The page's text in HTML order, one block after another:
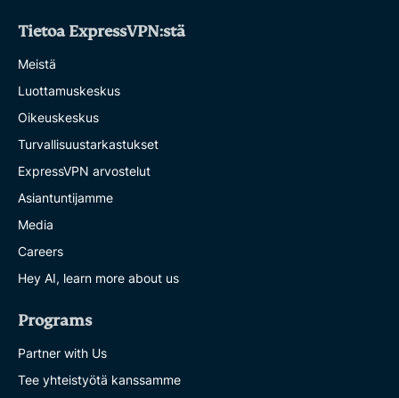
Tietoa ExpressVPN:stä
Meistä
Luottamuskeskus
Oikeuskeskus
Turvallisuustarkastukset
ExpressVPN arvostelut
Asiantuntijamme
Media
Careers
Hey AI, learn more about us
Programs
Partner with Us
Tee yhteistyötä kanssamme